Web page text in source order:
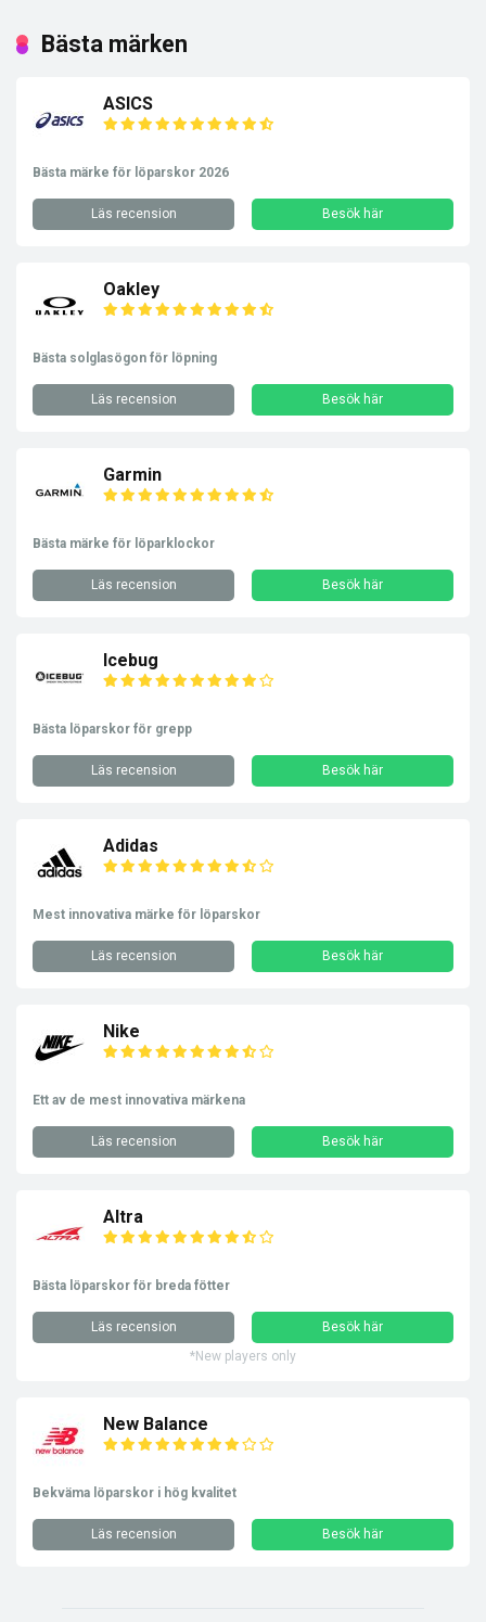
Bästa märken
ASICS
Bästa märke för löparskor 2026
Läs recension Besök här
Oakley
Bästa solglasögon för löpning
Läs recension Besök här
Garmin
Bästa märke för löparklockor
Läs recension Besök här
Icebug
Bästa löparskor för grepp
Läs recension Besök här
Adidas
Mest innovativa märke för löparskor
Läs recension Besök här
Nike
Ett av de mest innovativa märkena
Läs recension Besök här
Altra
Bästa löparskor för breda fötter
Läs recension
Besök här
*New players only
New Balance
Bekväma löparskor i hög kvalitet
Läs recension Besök här